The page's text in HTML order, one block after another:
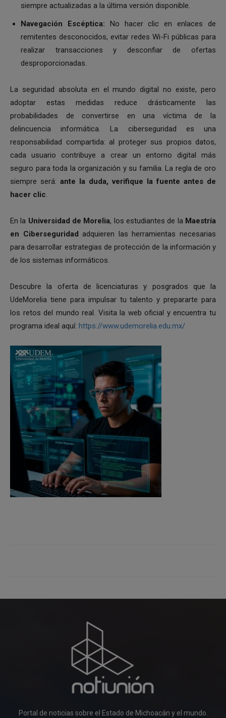
siempre actualizadas a la última versión disponible.
Navegación Escéptica: No hacer clic en enlaces de
remitentes desconocidos, evitar redes Wi-Fi públicas para
realizar transacciones y desconfiar de ofertas
desproporcionadas.
La seguridad absoluta en el mundo digital no existe, pero
adoptar estas medidas reduce drásticamente las
probabilidades de convertirse en una víctima de la
delincuencia informática. La ciberseguridad es una
responsabilidad compartida: al proteger sus propios datos,
cada usuario contribuye a crear un entorno digital más
seguro para toda la organización y su familia. La regla de oro
siempre será: ante la duda, verifique la fuente antes de
hacer clic.
En la Universidad de Morelia, los estudiantes de la Maestría
en Ciberseguridad adquieren las herramientas necesarias
para desarrollar estrategias de protección de la información y
de los sistemas informáticos.
Descubre la oferta de licenciaturas y posgrados que la
UdeMorelia tiene para impulsar tu talento y prepararte para
los retos del mundo real. Visita la web oficial y encuentra tu
programa ideal aquí: https://www.udemorelia.edu.mx/
Portal de noticias sobre el Estado de Michoacán y el mundo.